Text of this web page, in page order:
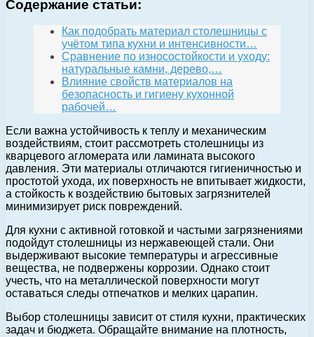
Содержание статьи:
Как подобрать материал столешницы с
учётом типа кухни и интенсивности…
Сравнение по износостойкости и уходу:
натуральные камни, дерево,…
Влияние свойств материалов на
безопасность и гигиену кухонной
рабочей…
Если важна устойчивость к теплу и механическим
воздействиям, стоит рассмотреть столешницы из
кварцевого агломерата или ламината высокого
давления. Эти материалы отличаются гигиеничностью и
простотой ухода, их поверхность не впитывает жидкости,
а стойкость к воздействию бытовых загрязнителей
минимизирует риск повреждений.
Для кухни с активной готовкой и частыми загрязнениями
подойдут столешницы из нержавеющей стали. Они
выдерживают высокие температуры и агрессивные
вещества, не подвержены коррозии. Однако стоит
учесть, что на металлической поверхности могут
оставаться следы отпечатков и мелких царапин.
Выбор столешницы зависит от стиля кухни, практических
задач и бюджета. Обращайте внимание на плотность,